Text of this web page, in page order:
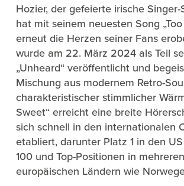
Hozier, der gefeierte irische Singer-
hat mit seinem neuesten Song
erneut die Herzen seiner Fans
wurde am 22. März 2024 als Teil
„Unheard“ veröffentlicht und
Mischung aus modernem Retro-
charakteristischer stimmlicher
Sweet“ erreicht eine breite
sich schnell in den internationalen
etabliert, darunter Platz 1 in den
100 und Top-Positionen in mehreren
europäischen Ländern wie